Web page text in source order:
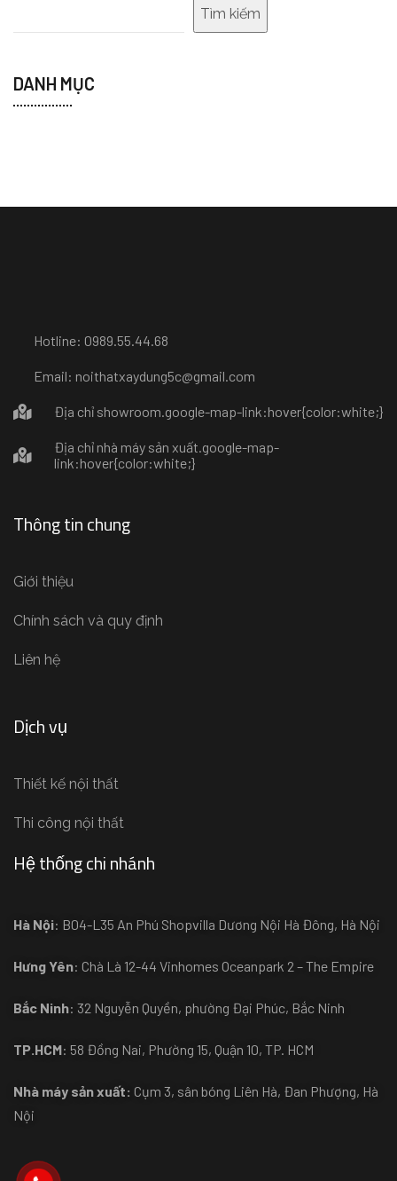
Tìm kiếm
DANH MỤC
Hotline: 0989.55.44.68
Email: noithatxaydung5c@gmail.com
Địa chỉ showroom.google-map-link:hover{color:white;}
Địa chỉ nhà máy sản xuất.google-map-
link:hover{color:white;}
Thông tin chung
Giới thiệu
Chính sách và quy định
Liên hệ
Dịch vụ
Thiết kế nội thất
Thi công nội thất
Hệ thống chi nhánh
Hà Nội: B04-L35 An Phú Shopvilla Dương Nội Hà Đông, Hà Nội
Hưng Yên: Chà Là 12-44 Vinhomes Oceanpark 2 – The Empire
Bắc Ninh: 32 Nguyễn Quyền, phường Đại Phúc, Bắc Ninh
TP.HCM: 58 Đồng Nai, Phường 15, Quận 10, TP. HCM
Nhà máy sản xuất: Cụm 3, sân bóng Liên Hà, Đan Phượng, Hà
Nội